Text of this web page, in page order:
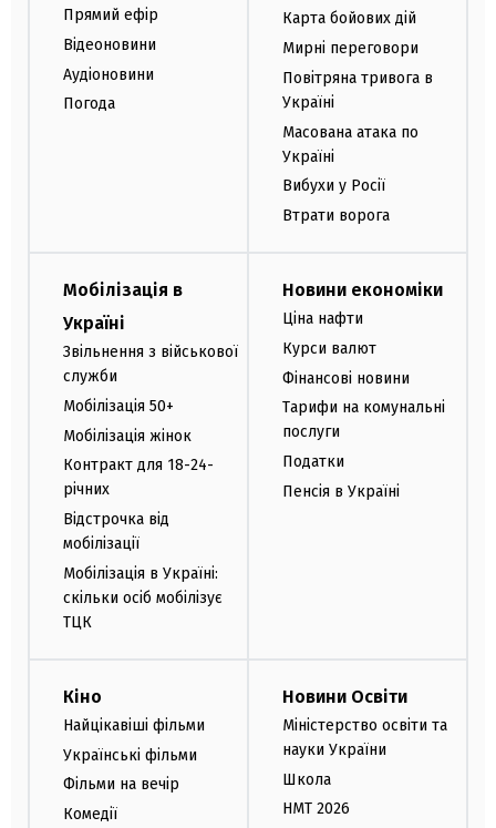
Прямий ефір
Відеоновини
Аудіоновини
Погода
Карта бойових дій
Мирні переговори
Повітряна тривога в
Україні
Масована атака по
Україні
Вибухи у Росії
Втрати ворога
Мобілізація в
Україні
Звільнення з військової
служби
Мобілізація 50+
Мобілізація жінок
Контракт для 18-24-
річних
Відстрочка від
мобілізації
Мобілізація в Україні:
скільки осіб мобілізує
ТЦК
Новини економіки
Ціна нафти
Курси валют
Фінансові новини
Тарифи на комунальні
послуги
Податки
Пенсія в Україні
Кіно
Найцікавіші фільми
Українські фільми
Фільми на вечір
Комедії
Новини Освіти
Міністерство освіти та
науки України
Школа
НМТ 2026